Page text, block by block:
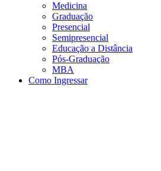
Medicina
Graduação
Presencial
Semipresencial
Educação a Distância
Pós-Graduação
MBA
Como Ingressar